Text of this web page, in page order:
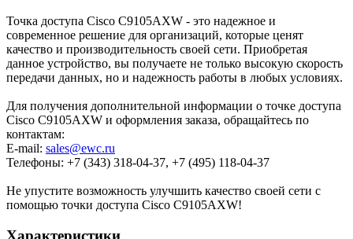
Точка доступа Cisco C9105AXW - это надежное и
современное решение для организаций, которые ценят
качество и производительность своей сети. Приобретая
данное устройство, вы получаете не только высокую скорость
передачи данных, но и надежность работы в любых условиях.
Для получения дополнительной информации о точке доступа
Cisco C9105AXW и оформления заказа, обращайтесь по
контактам:
E-mail: sales@ewc.ru
Телефоны: +7 (343) 318-04-37, +7 (495) 118-04-37
Не упустите возможность улучшить качество своей сети с
помощью точки доступа Cisco C9105AXW!
Характеристики